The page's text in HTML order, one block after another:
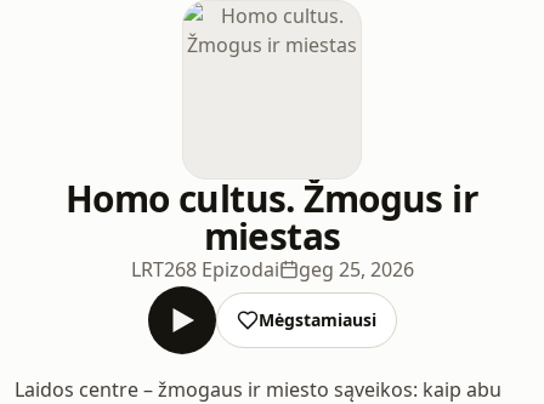
Homo cultus. Žmogus ir
miestas
LRT268 Epizodai geg 25, 2026
Mėgstamiausi
Laidos centre – žmogaus ir miesto sąveikos: kaip abu